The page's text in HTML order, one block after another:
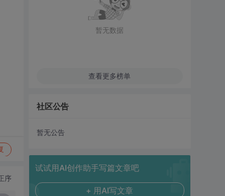
序
暂无数据
查看更多榜单
社区公告
暂无公告
试试用AI创作助手写篇文章吧
+ 用AI写文章